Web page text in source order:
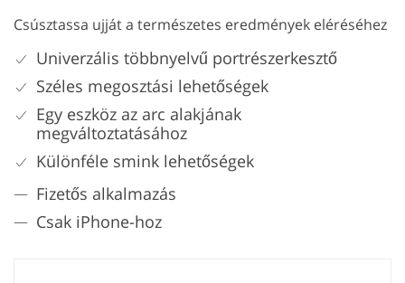
Csúsztassa ujját a természetes eredmények eléréséhez
Univerzális többnyelvű portrészerkesztő
Széles megosztási lehetőségek
Egy eszköz az arc alakjának
megváltoztatásához
Különféle smink lehetőségek
Fizetős alkalmazás
Csak iPhone-hoz